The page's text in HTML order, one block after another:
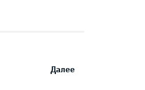
Далее